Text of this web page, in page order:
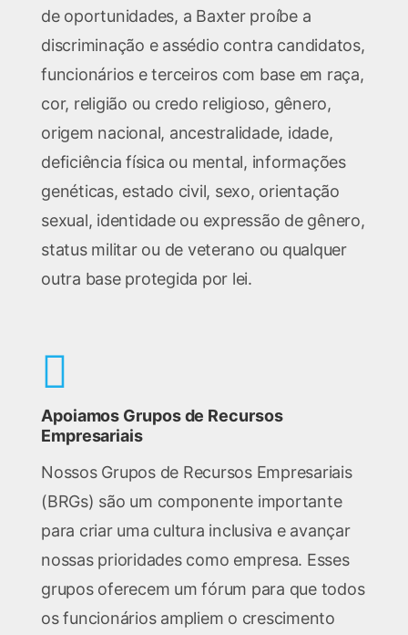
de oportunidades, a Baxter proíbe a
discriminação e assédio contra candidatos,
funcionários e terceiros com base em raça,
cor, religião ou credo religioso, gênero,
origem nacional, ancestralidade, idade,
deficiência física ou mental, informações
genéticas, estado civil, sexo, orientação
sexual, identidade ou expressão de gênero,
status militar ou de veterano ou qualquer
outra base protegida por lei.
Apoiamos Grupos de Recursos
Empresariais
Nossos Grupos de Recursos Empresariais
(BRGs) são um componente importante
para criar uma cultura inclusiva e avançar
nossas prioridades como empresa. Esses
grupos oferecem um fórum para que todos
os funcionários ampliem o crescimento